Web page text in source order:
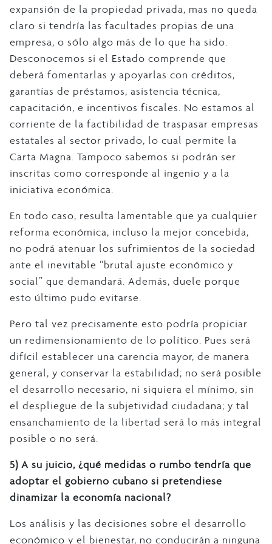
expansión de la propiedad privada, mas no queda
claro si tendría las facultades propias de una
empresa, o sólo algo más de lo que ha sido.
Desconocemos si el Estado comprende que
deberá fomentarlas y apoyarlas con créditos,
garantías de préstamos, asistencia técnica,
capacitación, e incentivos fiscales. No estamos al
corriente de la factibilidad de traspasar empresas
estatales al sector privado, lo cual permite la
Carta Magna. Tampoco sabemos si podrán ser
inscritas como corresponde al ingenio y a la
iniciativa económica.
En todo caso, resulta lamentable que ya cualquier
reforma económica, incluso la mejor concebida,
no podrá atenuar los sufrimientos de la sociedad
ante el inevitable “brutal ajuste económico y
social” que demandará. Además, duele porque
esto último pudo evitarse.
Pero tal vez precisamente esto podría propiciar
un redimensionamiento de lo político. Pues será
difícil establecer una carencia mayor, de manera
general, y conservar la estabilidad; no será posible
el desarrollo necesario, ni siquiera el mínimo, sin
el despliegue de la subjetividad ciudadana; y tal
ensanchamiento de la libertad será lo más integral
posible o no será.
5) A su juicio, ¿qué medidas o rumbo tendría que
adoptar el gobierno cubano si pretendiese
dinamizar la economía nacional?
Los análisis y las decisiones sobre el desarrollo
económico y el bienestar, no conducirán a ninguna